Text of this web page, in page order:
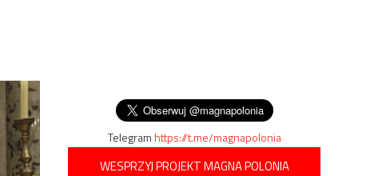
Telegramhttps://t.me/magnapolonia
WESPRZYJ PROJEKT MAGNA POLONIA